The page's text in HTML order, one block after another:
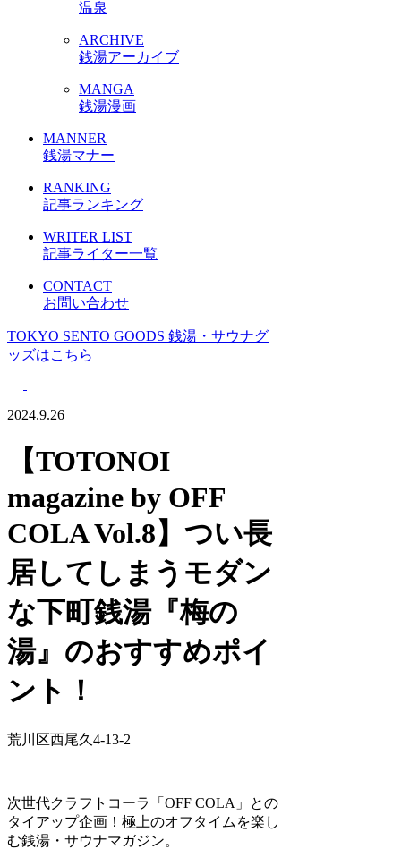
温泉
ARCHIVE
銭湯アーカイブ
MANGA
銭湯漫画
MANNER
銭湯マナー
RANKING
記事ランキング
WRITER LIST
記事ライター一覧
CONTACT
お問い合わせ
TOKYO SENTO GOODS 銭湯・サウナグ
ッズはこちら
2024.9.26
【TOTONOI
magazine by OFF
COLA Vol.8】つい長
居してしまうモダン
な下町銭湯『梅の
湯』のおすすめポイ
ント！
荒川区西尾久4-13-2
次世代クラフトコーラ「OFF COLA」との
タイアップ企画！極上のオフタイムを楽し
む銭湯・サウナマガジン。